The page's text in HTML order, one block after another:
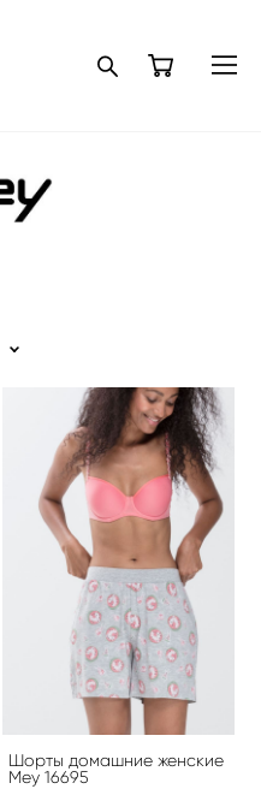
Шорты домашние женские
Mey 16695